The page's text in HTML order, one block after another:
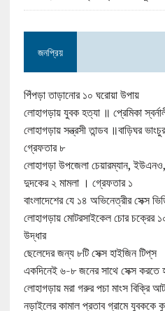
জনপ্রিয়
পিঁপড়া তাড়ানোর ১০ ঘরোয়া উপায়
লোহাগড়ায় যুবক হত্যা ॥ প্রেমিকা
লোহাগড়ায় সন্ত্রসী তান্ডব ॥বাড়িঘর
গ্রেফতার ৮
লোহাগড়া উপজেলা চেয়ারম্যান,
দুদকের ২ মামলা । গ্রেফতার ১
বাংলাদেশের যে ১৪ অভিনেত্রীর সেক্স
লোহাগড়ায় মোটরসাইকেল চোর
উদ্ধার
ছেলেদের জন্য ৮টি সেক্স হাইজিন টিপ্‌স
একদিনেই ৬-৮ জনের সাথে সেক্স করতে
লোহাগড়ায় মরা গরুর পচা মাংস বিক্রি
নড়াইলের কামাল প্রতাব গ্রামে যুবককে